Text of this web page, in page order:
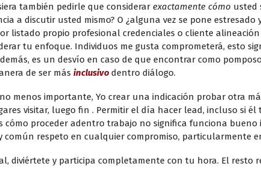
también pedirle que considerar exactamente cómo usted
a discutir usted mismo? O ¿alguna vez se pone
listado propio profesional credenciales o cliente
tu enfoque. Individuos me gusta comprometerá, esto
es un desvío en caso de que encontrar como
de ser más inclusivodentro diálogo.
menos importante, Yo crear una indicación probar otra
visitar, luego fin . Permitir el día hacer lead, incluso si
cómo proceder adentro trabajo no significa funciona
común respeto en cualquier compromiso, particularmente
diviértete y participa completamente con tu hora. El resto